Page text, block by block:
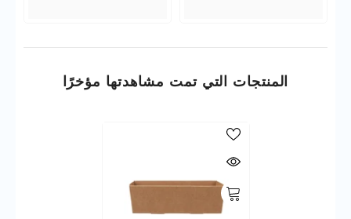
المنتجات التي تمت مشاهدتها مؤخرًا